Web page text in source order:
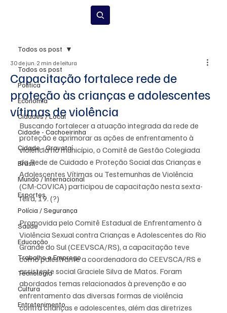
Todos os post
Política
Economia
Cidades / Local
Cidade - Cachoeirinha
Cidade - Gravataí
Brasil
Mundo / Internacional
Esportes
Polícia / Segurança
Saúde
Educação
Trabalho e Emprego
Tecnologia
Cultura
Entretenimento
Todos os post
Capacitação fortalece rede de
proteção às crianças e adolescentes
vítimas de violência
30 de jun. 2 min de leitura
Buscando fortalecer a atuação integrada da rede de
proteção e aprimorar as ações de enfrentamento à
violência no município, o Comitê de Gestão Colegiada
da Rede de Cuidado e Proteção Social das Crianças e
Adolescentes Vítimas ou Testemunhas de Violência
(CM-COVICA) participou de capacitação nesta sexta-
feira, 19. (?)
Promovida pelo Comitê Estadual de Enfrentamento à
Violência Sexual contra Crianças e Adolescentes do Rio
Grande do Sul (CEEVSCA/RS), a capacitação teve
como palestrante a coordenadora do CEEVSCA/RS e
assistente social Graciele Silva de Matos. Foram
abordados temas relacionados à prevenção e ao
enfrentamento das diversas formas de violência
contra crianças e adolescentes, além das diretrizes